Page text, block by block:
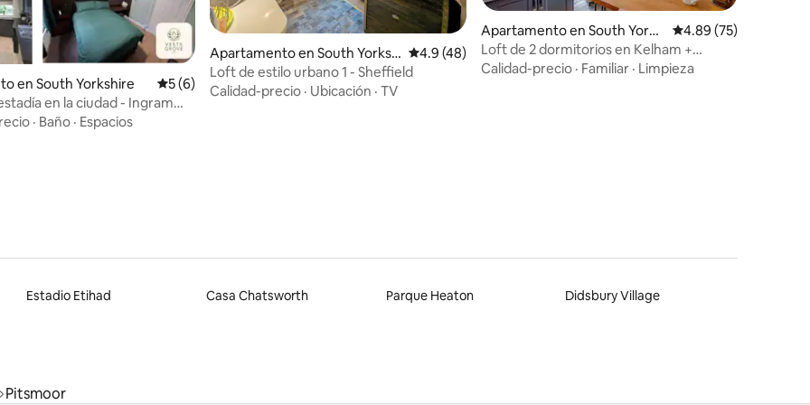
de 5, 88 reseñas
en South Yorkshire Calificación promedio: 5 de 5, 6 reseñas
5 (6)
en la ciudad - Ingram
· Baño · Espacios
Apartamento en South Yorksh
ire
Calificación promedio: 4.9 de 5, 48 reseñas
4.9 (48)
Loft de estilo urbano 1 - Sheffield
Calidad-precio · Ubicación · TV
Apartamento en South Yorks
hire
Calificación
4.89 (75)
Loft de 2 dormitorios en Kelham +
Aparcamiento gratuito
Calidad-precio · Familiar · Limpieza
Estadio Etihad Casa Chatsworth Parque Heaton Didsbury Village
Pitsmoor